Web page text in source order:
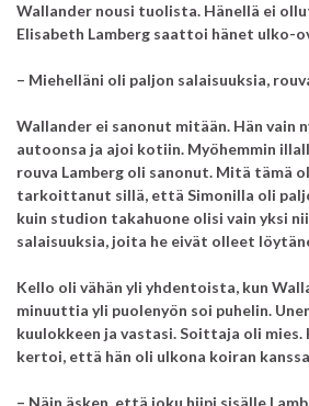
Wallander nousi tuolista. Hänellä ei
Elisabeth Lamberg saattoi hänet ulko-
– Miehelläni oli paljon salaisuuksia,
Wallander ei sanonut mitään. Hän vain
autoonsa ja ajoi kotiin. Myöhemmin
rouva Lamberg oli sanonut. Mitä tämä
tarkoittanut sillä, että Simonilla oli
kuin studion takahuone olisi vain yksi
salaisuuksia, joita he eivät olleet
Kello oli vähän yli yhdentoista, kun
minuuttia yli puolenyön soi puhelin.
kuulokkeen ja vastasi.Soittaja oli mies.
kertoi, että hän oli ulkona koiran